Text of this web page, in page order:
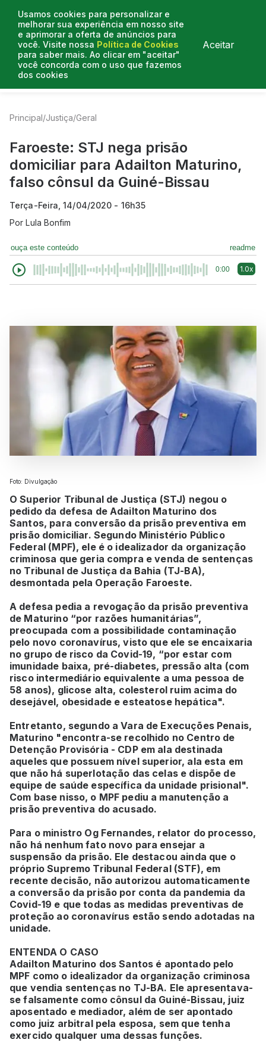
Usamos cookies para personalizar e
melhorar sua experiência em nosso site
e aprimorar a oferta de anúncios para
você. Visite nossa Política de Cookies
para saber mais. Ao clicar em "aceitar"
você concorda com o uso que fazemos
dos cookies
Aceitar
Entrevistas
Principal/Justiça/Geral
Faroeste: STJ nega prisão
domiciliar para Adailton Maturino,
falso cônsul da Guiné-Bissau
Terça-Feira, 14/04/2020 - 16h35
PorLula Bonfim
ouça este conteúdo readme
0:00 1.0x
Foto: Divulgação
O Superior Tribunal de Justiça (STJ) negou o
pedido da defesa de Adailton Maturino dos
Santos, para conversão da prisão preventiva em
prisão domiciliar. Segundo Ministério Público
Federal (MPF), ele é o idealizador da organização
criminosa que geria compra e venda de sentenças
no Tribunal de Justiça da Bahia (TJ-BA),
desmontada pela Operação Faroeste.
A defesa pedia a revogação da prisão preventiva
de Maturino “por razões humanitárias”,
preocupada com a possibilidade contaminação
pelo novo coronavírus, visto que ele se encaixaria
no grupo de risco da Covid-19, “por estar com
imunidade baixa, pré-diabetes, pressão alta (com
risco intermediário equivalente a uma pessoa de
58 anos), glicose alta, colesterol ruim acima do
desejável, obesidade e esteatose hepática".
Entretanto, segundo a Vara de Execuções Penais,
Maturino "encontra-se recolhido no Centro de
Detenção Provisória - CDP em ala destinada
aqueles que possuem nível superior, ala esta em
que não há superlotação das celas e dispõe de
equipe de saúde específica da unidade prisional".
Com base nisso, o MPF pediu a manutenção a
prisão preventiva do acusado.
Para o ministro Og Fernandes, relator do processo,
não há nenhum fato novo para ensejar a
suspensão da prisão. Ele destacou ainda que o
próprio Supremo Tribunal Federal (STF), em
recente decisão, não autorizou automaticamente
a conversão da prisão por conta da pandemia da
Covid-19 e que todas as medidas preventivas de
proteção ao coronavírus estão sendo adotadas na
unidade.
ENTENDA O CASO
Adailton Maturino dos Santos é apontado pelo
MPF como o idealizador da organização criminosa
que vendia sentenças no TJ-BA. Ele apresentava-
se falsamente como cônsul da Guiné-Bissau, juiz
aposentado e mediador, além de ser apontado
como juiz arbitral pela esposa, sem que tenha
exercido qualquer uma dessas funções.